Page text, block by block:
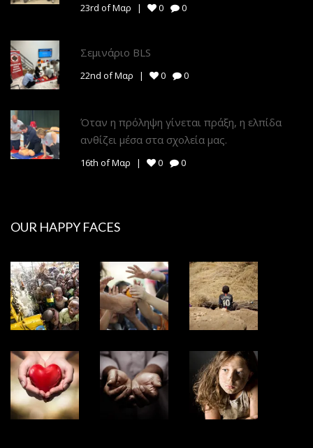
23rd of Μαρ 0 0
Σεμινάριο BLS
22nd of Μαρ 0 0
Όταν η πρόληψη γίνεται πράξη, η ελπίδα
ανθίζει μέσα στα σχολεία μας.
16th of Μαρ 0 0
OUR HAPPY FACES